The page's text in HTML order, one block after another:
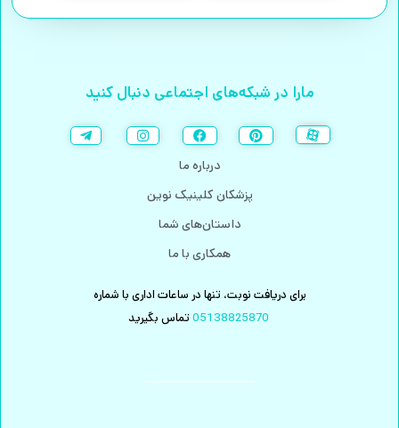
مارا در شبکه‌های اجتماعی دنبال کنید
درباره ما
پزشکان کلینیک نوین
داستان‌های شما
همکاری با ما
برای دریافت نوبت، تنها در ساعات اداری با شماره
05138825870 تماس بگیرید